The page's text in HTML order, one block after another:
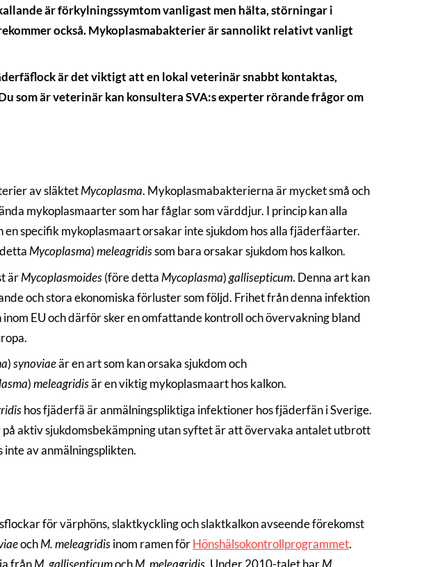
är förkylningssymtom vanligast men hälta, störningar i
också. Mykoplasmabakterier är sannolikt relativt vanligt
är det viktigt att en lokal veterinär snabbt kontaktas,
som är veterinär kan konsultera SVA:s experter rörande frågor om
av släktetMycoplasma. Mykoplasmabakterierna är mycket små och
mykoplasmaarter som har fåglar som värddjur. I princip kan alla
specifik mykoplasmaart orsakar inte sjukdom hos alla fjäderfäarter.
Mycoplasma)meleagridissom bara orsakar sjukdom hos kalkon.
ärMycoplasmoides(före detta Mycoplasma)gallisepticum. Denna art kan
och stora ekonomiska förluster som följd. Frihet från denna infektion
EU och därför sker en omfattande kontroll och övervakning bland
)synoviaeär en art som kan orsaka sjukdom och
)meleagridisär en viktig mykoplasmaart hos kalkon.
hos fjäderfä är anmälningspliktiga infektioner hos fjäderfän i Sverige.
aktiv sjukdomsbekämpning utan syftet är att övervaka antalet utbrott
av anmälningsplikten.
för värphöns, slaktkyckling och slaktkalkon avseende förekomst
ochM. meleagridisinom ramen förHönshälsokontrollprogrammet.
frånM. gallisepticumochM. meleagridis. Under 2010-talet harM.